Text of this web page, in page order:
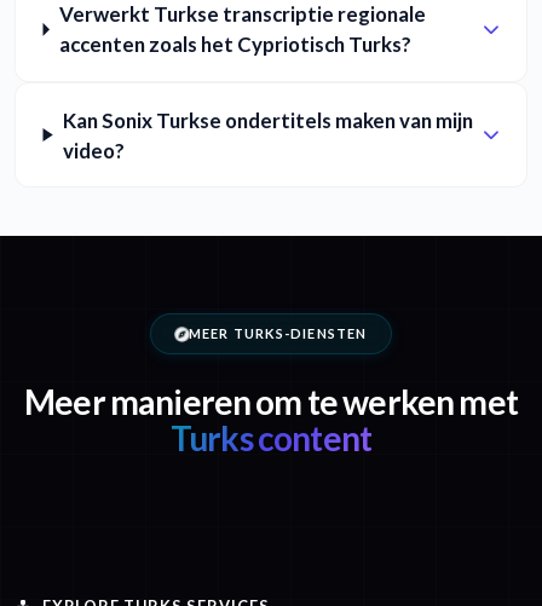
Verwerkt Turkse transcriptie regionale
accenten zoals het Cypriotisch Turks?
Kan Sonix Turkse ondertitels maken van mijn
video?
MEER TURKS-DIENSTEN
Meer manieren om te werken met
Turks content